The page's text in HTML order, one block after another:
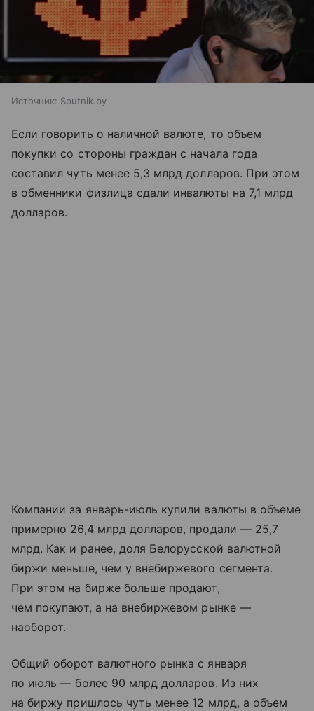
Источник: Sputnik.by
Если говорить о наличной валюте, то объем
покупки со стороны граждан с начала года
составил чуть менее 5,3 млрд долларов. При этом
в обменники физлица сдали инвалюты на 7,1 млрд
долларов.
Компании за январь-июль купили валюты в объеме
примерно 26,4 млрд долларов, продали — 25,7
млрд. Как и ранее, доля Белорусской валютной
биржи меньше, чем у внебиржевого сегмента.
При этом на бирже больше продают,
чем покупают, а на внебиржевом рынке —
наоборот.
Общий оборот валютного рынка с января
по июль — более 90 млрд долларов. Из них
на биржу пришлось чуть менее 12 млрд, а объем